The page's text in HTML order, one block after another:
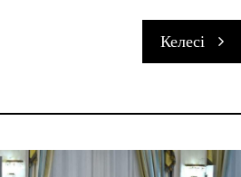
Келесі